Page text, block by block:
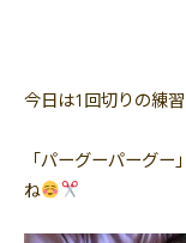
今日は1回切りの練習
「パーグーパーグ
ね